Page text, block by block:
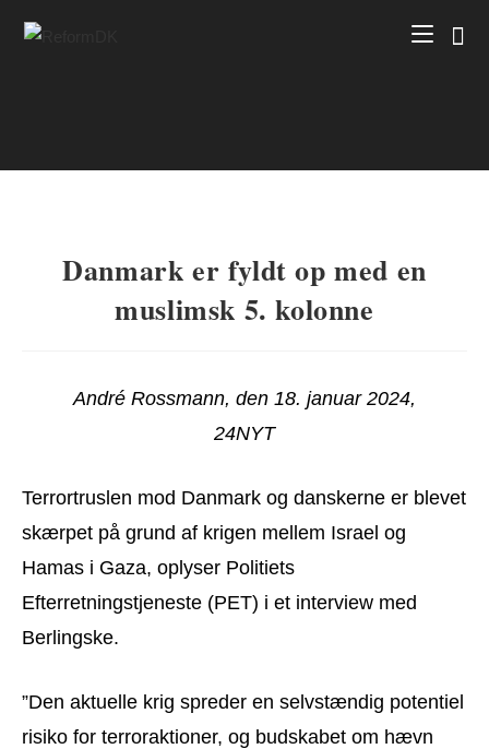
Danmark er fyldt op med en
muslimsk 5. kolonne
André Rossmann, den 18. januar 2024,
24NYT
Terrortruslen mod Danmark og danskerne er blevet
skærpet på grund af krigen mellem Israel og
Hamas i Gaza, oplyser Politiets
Efterretningstjeneste (PET) i et interview med
Berlingske.
”Den aktuelle krig spreder en selvstændig potentiel
risiko for terroraktioner, og budskabet om hævn